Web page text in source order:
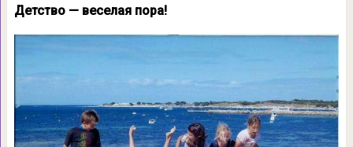
Детство — веселая пора!